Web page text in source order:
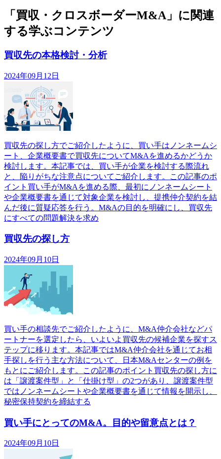
「買収・クロスボーダーM&A」に関連
する学ぶコンテンツ
買収先の本格検討・分析
2024年09月12日
買収先の探し方でご紹介したように、買い手はノンネームシ
ート、企業概要書で買収先についてM&Aを進めるかどうか
検討します。本記事では、買い手が企業を検討する際流れ
と、陥りがちな注意点についてご紹介します。この記事のポ
イント買い手がM&Aを進める際、最初にノンネームシート
や企業概要書を通じて対象企業を検討し、提携仲介契約を結
んだ後に質疑応答を行う。M&Aの目的を明確にし、買収先
にすべての問題解決を求め
買収先の探し方
2024年09月10日
買い手の相談先でご紹介したように、M&A仲介会社などパ
ートナーを選定したら、いよいよ買収先の候補企業を探すス
テップに移ります。本記事ではM&A仲介会社を通じてお相
手探しを行う主な方法について、日本M&Aセンターの例を
もとにご紹介します。この記事のポイント買収先の探し方に
は「譲渡案件型」と「仕掛け型」の2つがあり、譲渡案件型
ではノンネームシートや企業概要書を通じて情報を開示し、
秘密保持契約を締結する
買い手にとってのM&A。目的や留意点とは？
2024年09月10日